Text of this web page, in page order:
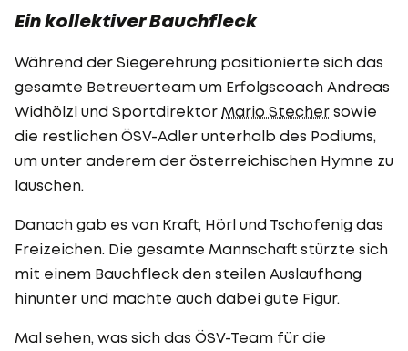
Ein kollektiver Bauchfleck
Während der Siegerehrung positionierte sich das
gesamte Betreuerteam um Erfolgscoach Andreas
Widhölzl und Sportdirektor Mario Stecher sowie
die restlichen ÖSV-Adler unterhalb des Podiums,
um unter anderem der österreichischen Hymne zu
lauschen.
Danach gab es von Kraft, Hörl und Tschofenig das
Freizeichen. Die gesamte Mannschaft stürzte sich
mit einem Bauchfleck den steilen Auslaufhang
hinunter und machte auch dabei gute Figur.
Mal sehen, was sich das ÖSV-Team für die